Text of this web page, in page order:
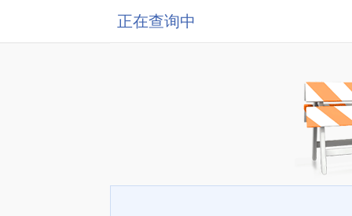
正在查询中